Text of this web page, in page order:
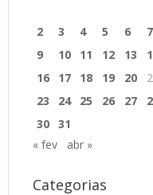
2
3 4 5 6 7
9
10 11 12 13
16
17 18 19 20
23
24 25 26 27
30 31
« fev
abr »
Categorias